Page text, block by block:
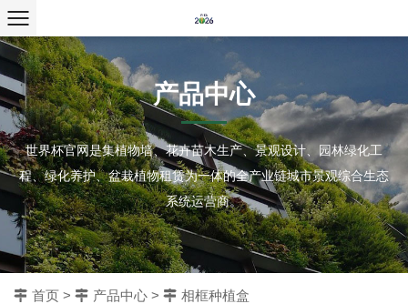
产品中心
世界杯官网是集植物墙、花卉苗木生产、景观设计、园林绿化工
程、绿化养护、盆栽植物租赁为一体的全产业链城市景观综合生态
系统运营商。
首页 > 产品中心 > 相框种植盒